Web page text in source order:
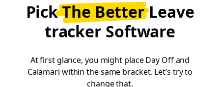
PickThe BetterLeave
tracker Software
At first glance, you might place Day Off and
Calamari within the same bracket. Let’s try to
change that.